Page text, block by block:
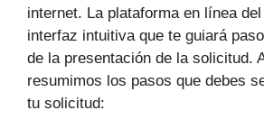
internet. La plataforma en línea
interfaz intuitiva que te guiará
de la presentación de la solicitud.
resumimos los pasos que debes
tu solicitud: